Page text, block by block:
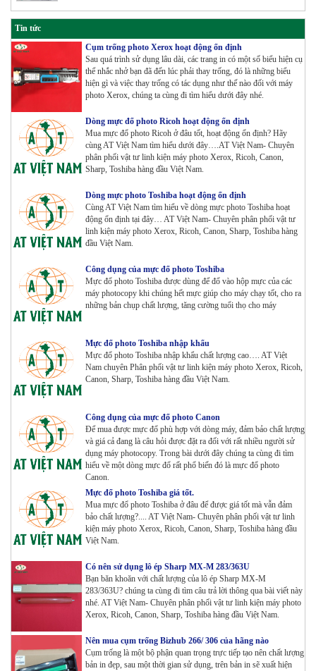
Máy Photocopy màu Toshiba E-Studio 3515AC Renew
Tham Khảo
Máy Photocopy Konica Minolta Bizhub 360i Renew
Tham Khảo
Máy Photocopy màu Toshiba E-Studio 4515AC Renew
Tham Khảo
Máy Photocopy màu Toshiba E-Studio 5015AC Renew
Tham Khảo
Máy Photocopy KONICA MINOLTA Bizhub 367 Renew
Tham Khảo
Bộ Mực 4 màu Konica Minolta Bizhub C1085 | 6085 |
HÃNG_ USA
Tham Khảo
Máy Photocopy Ricoh MP 7503 Renew
Tham Khảo
Máy photocopy Ricoh IM 7000
Tham Khảo
Máy in Laser Đơn năng G&G P2022W_in Wifi
Tham Khảo
Máy in Laser Đơn năng G&G GP4200DW in Đảo mặt ,
Wifi
Tham Khảo
Tham Khảo
Tin tức
Cụm trống photo Xerox hoạt động ổn định
Sau quá trình sử dụng lâu dài, các trang in có một số biểu hiện cụ
thể nhắc nhở bạn đã đến lúc phải thay trống, đó là những biểu
hiện gì và việc thay trống có tác dụng như thế nào đối với máy
photo Xerox, chúng ta cùng đi tìm hiểu dưới đây nhé.
Dòng mực đổ photo Ricoh hoạt động ổn định
Mua mực đổ photo Ricoh ở đâu tốt, hoạt động ổn định? Hãy
cùng AT Việt Nam tìm hiểu dưới đây….AT Việt Nam- Chuyên
phân phối vật tư linh kiện máy photo Xerox, Ricoh, Canon,
Sharp, Toshiba hàng đầu Việt Nam.
Dòng mực photo Toshiba hoạt động ổn định
Cùng AT Việt Nam tìm hiểu về dòng mực photo Toshiba hoạt
động ổn định tại đây… AT Việt Nam- Chuyên phân phối vật tư
linh kiện máy photo Xerox, Ricoh, Canon, Sharp, Toshiba hàng
đầu Việt Nam.
Công dụng của mực đổ photo Toshiba
Mực đổ photo Toshiba được dùng để đổ vào hộp mực của các
máy photocopy khi chúng hết mực giúp cho máy chạy tốt, cho ra
những bản chụp chất lượng, tăng cường tuổi thọ cho máy
Mực đổ photo Toshiba nhập khẩu
Mực đổ photo Toshiba nhập khẩu chất lượng cao…. AT Việt
Nam chuyên Phân phối vật tư linh kiện máy photo Xerox, Ricoh,
Canon, Sharp, Toshiba hàng đầu Việt Nam.
Công dụng của mực đổ photo Canon
Để mua được mực đổ phù hợp với dòng máy, đảm bảo chất lượng
và giá cả đang là câu hỏi được đặt ra đối với rất nhiều người sử
dụng máy photocopy. Trong bài dưới đây chúng ta cùng đi tìm
hiểu về một dòng mực đổ rất phổ biến đó là mực đổ photo
Canon.
Mực đổ photo Toshiba giá tốt.
Mua mực đổ photo Toshiba ở đâu để được giá tốt mà vẫn đảm
bảo chất lượng?.... AT Việt Nam- Chuyên phân phối vật tư linh
kiện máy photo Xerox, Ricoh, Canon, Sharp, Toshiba hàng đầu
Việt Nam.
Có nên sử dụng lô ép Sharp MX-M 283/363U
Bạn băn khoăn với chất lượng của lô ép Sharp MX-M
283/363U? chúng ta cùng đi tìm câu trả lời thông qua bài viết này
nhé. AT Việt Nam- Chuyên phân phối vật tư linh kiện máy photo
Xerox, Ricoh, Canon, Sharp, Toshiba hàng đầu Việt Nam.
Nên mua cụm trống Bizhub 266/ 306 của hãng nào
Cụm trống là một bộ phận quan trọng trực tiếp tạo nên chất lượng
bản in đẹp, sau một thời gian sử dụng, trên bản in sẽ xuất hiện